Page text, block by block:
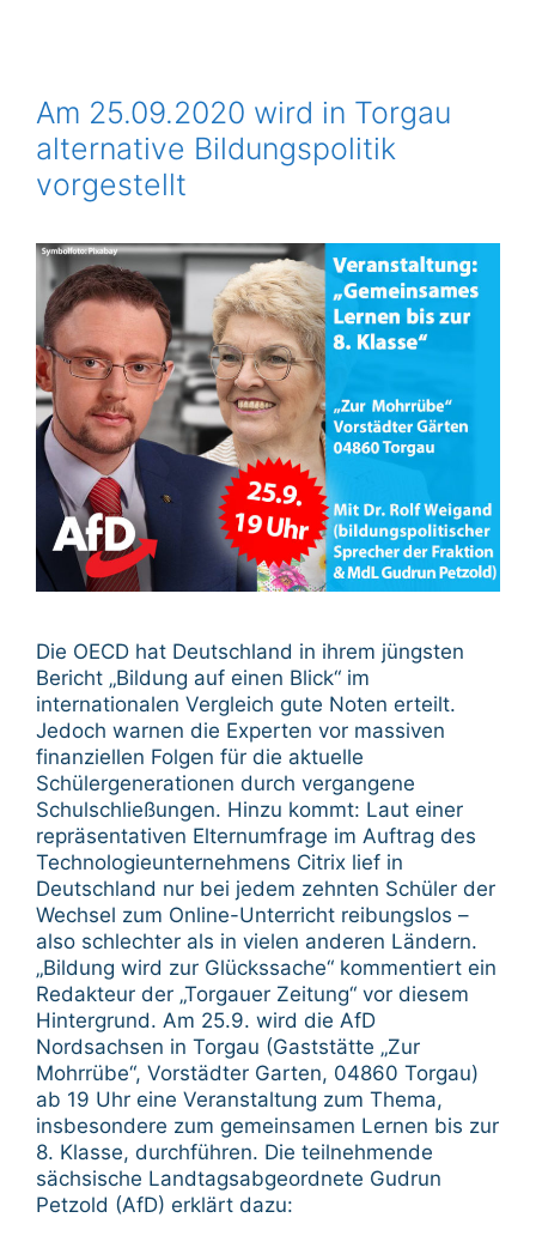
Am 25.09.2020 wird in Torgau
alternative Bildungspolitik
vorgestellt
Die OECD hat Deutschland in ihrem jüngsten
Bericht „Bildung auf einen Blick“ im
internationalen Vergleich gute Noten erteilt.
Jedoch warnen die Experten vor massiven
finanziellen Folgen für die aktuelle
Schülergenerationen durch vergangene
Schulschließungen. Hinzu kommt: Laut einer
repräsentativen Elternumfrage im Auftrag des
Technologieunternehmens Citrix lief in
Deutschland nur bei jedem zehnten Schüler der
Wechsel zum Online-Unterricht reibungslos –
also schlechter als in vielen anderen Ländern.
„Bildung wird zur Glückssache“ kommentiert ein
Redakteur der „Torgauer Zeitung“ vor diesem
Hintergrund. Am 25.9. wird die AfD
Nordsachsen in Torgau (Gaststätte „Zur
Mohrrübe“, Vorstädter Garten, 04860 Torgau)
ab 19 Uhr eine Veranstaltung zum Thema,
insbesondere zum gemeinsamen Lernen bis zur
8. Klasse, durchführen. Die teilnehmende
sächsische Landtagsabgeordnete Gudrun
Petzold (AfD) erklärt dazu: